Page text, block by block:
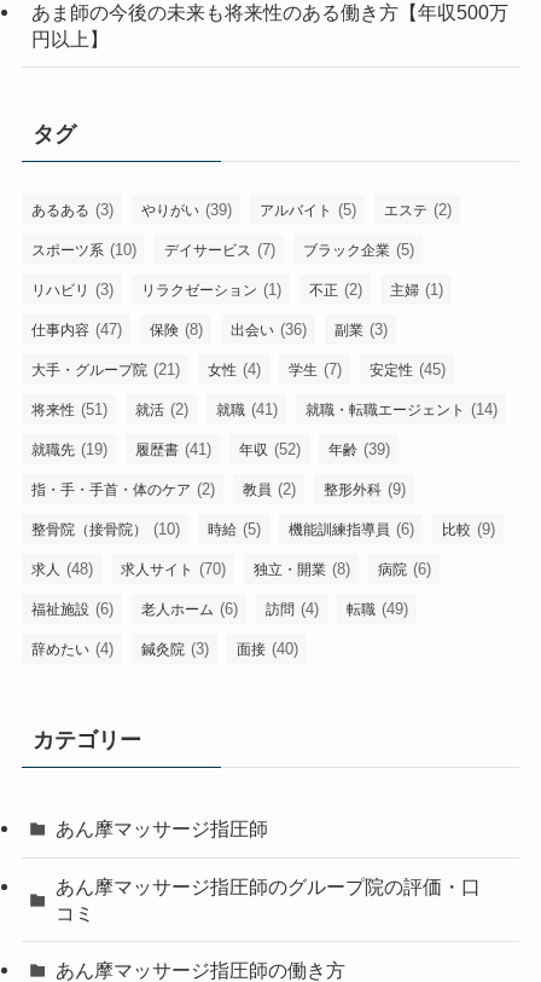
あま師の今後の未来も将来性のある働き方【年収500万
円以上】
タグ
あるある (3) やりがい (39) アルバイト (5) エステ (2)
スポーツ系 (10) デイサービス (7) ブラック企業 (5)
リハビリ (3) リラクゼーション (1) 不正 (2) 主婦 (1)
仕事内容 (47) 保険 (8) 出会い (36) 副業 (3)
大手・グループ院 (21) 女性 (4) 学生 (7) 安定性 (45)
将来性 (51) 就活 (2) 就職 (41) 就職・転職エージェント (14)
就職先 (19) 履歴書 (41) 年収 (52) 年齢 (39)
指・手・手首・体のケア (2) 教員 (2) 整形外科 (9)
整骨院（接骨院） (10) 時給 (5) 機能訓練指導員 (6) 比較 (9)
求人 (48) 求人サイト (70) 独立・開業 (8) 病院 (6)
福祉施設 (6) 老人ホーム (6) 訪問 (4) 転職 (49)
辞めたい (4) 鍼灸院 (3) 面接 (40)
カテゴリー
あん摩マッサージ指圧師
あん摩マッサージ指圧師のグループ院の評価・口
コミ
あん摩マッサージ指圧師の働き方